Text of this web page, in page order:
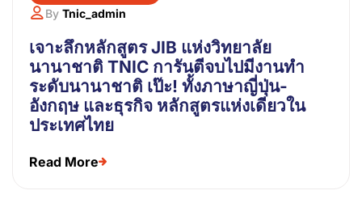
By Tnic_admin
เจาะลึกหลักสูตร JIB แห่งวิทยาลัย
นานาชาติ TNIC การันตีจบไปมีงานทำ
ระดับนานาชาติ เป๊ะ! ทั้งภาษาญี่ปุ่น-
อังกฤษ และธุรกิจ หลักสูตรแห่งเดียวใน
ประเทศไทย
Read More